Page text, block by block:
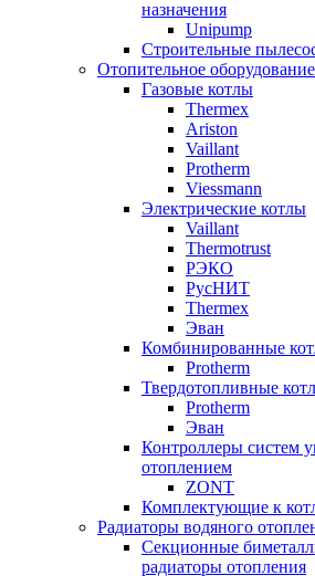
назначения
Unipump
Строительные
Отопительное оборудование
Газовые котлы
Thermex
Ariston
Vaillant
Protherm
Viessmann
Электрические котлы
Vaillant
Thermotrust
РЭКО
РусНИТ
Thermex
Эван
Комбинированные
Protherm
Твердотопливные
Protherm
Эван
Контроллеры систем
отоплением
ZONT
Комплектующие к
Радиаторы водяного
Секционные
радиаторы отопления